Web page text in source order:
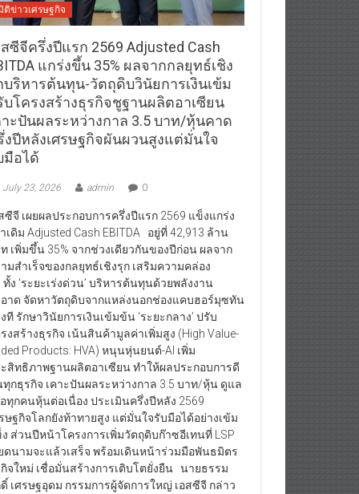
ติข่าวเศรษฐกิจ
สซีจีครึ่งปีแรก 2569 Adjusted Cash
แกร่งขึ้น 35% ผลจากกลยุทธ์เชิง
บริหารต้นทุน-วัตถุดิบวินัยการเงินเข้ม
บโครงสร้างธุรกิจชูฐานผลิตอาเซียน
าะปันผลระหว่างกาล 3.5 บาท/หุ้นคาด
งปีหลังเศรษฐกิจผันผวนสูงแต่มั่นใจ
มือได้
July 23, 2026 admin 0
ซีจี เผยผลประกอบการครึ่งปีแรก 2569 แข็งแกร่ง
เดิม Adjusted Cash EBITDA อยู่ที่ 42,913 ล้าน
เพิ่มขึ้น 35% จากช่วงเดียวกันของปีก่อน ผลจาก
มสำเร็จของกลยุทธ์เชิงรุก เสริมความคล่อง
ทั้ง ‘ระยะเร่งด่วน’ บริหารต้นทุนด้วยพลังงาน
าด จัดหาวัตถุดิบจากแหล่งนอกช่องแคบฮอร์มุซทัน
ที รักษาวินัยการเงินเข้มข้น ‘ระยะกลาง’ ปรับ
งสร้างธุรกิจ เน้นสินค้ามูลค่าเพิ่มสูง (High Value-
Products: HVA) หนุนหุ่นยนต์-AI เพิ่ม
สิทธิภาพฐานผลิตอาเซียน ทำให้ผลประกอบการดี
กธุรกิจ เคาะปันผลระหว่างกาล 3.5 บาท/หุ้น ดูแล
ทุกคนหุ้นต่อเนื่อง ประเมินครึ่งปีหลัง 2569
ษฐกิจโลกยังท้าทายสูง แต่มั่นใจรับมือได้อย่างเข้ม
ส่วนปีหน้าโครงการเพิ่มวัตถุดิบก๊าซอีเทนที่ LSP
ดนามจะแล้วเสร็จ พร้อมเดินหน้าร่วมมือพันธมิตร
จใหม่ เชื่อมั่นสร้างการเติบโตยั่งยืน นายธรรม
เศรษฐอุดม กรรมการผู้จัดการใหญ่ เอสซีจี กล่าว